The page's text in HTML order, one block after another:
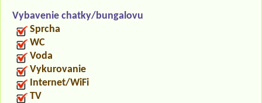
Vybavenie chatky/bungalovu
Sprcha
WC
Voda
Vykurovanie
Internet/WiFi
TV